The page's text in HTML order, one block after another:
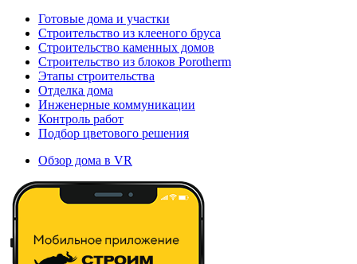
Готовые дома и участки
Строительство из клееного бруса
Строительство каменных домов
Строительство из блоков Porotherm
Этапы строительства
Отделка дома
Инженерные коммуникации
Контроль работ
Подбор цветового решения
Обзор дома в VR